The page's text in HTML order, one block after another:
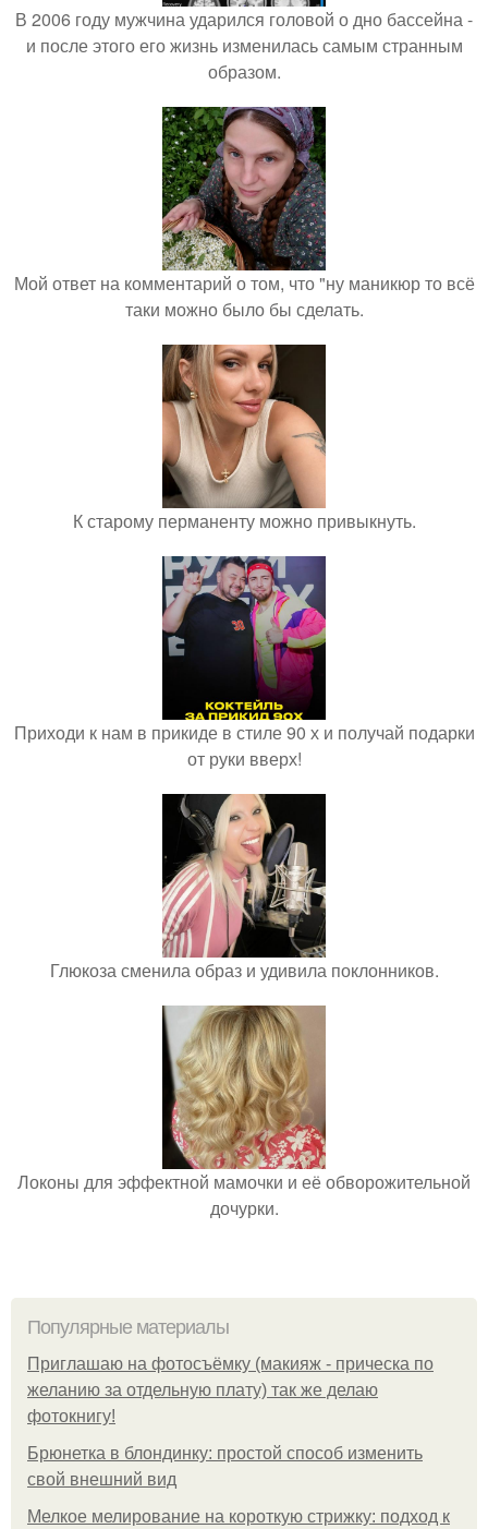
В 2006 году мужчина ударился головой о дно бассейна -
и после этого его жизнь изменилась самым странным
образом.
Мой ответ на комментарий о том, что "ну маникюр то всё
таки можно было бы сделать.
К старому перманенту можно привыкнуть.
Приходи к нам в прикиде в стиле 90 х и получай подарки
от руки вверх!
Глюкоза сменила образ и удивила поклонников.
Локоны для эффектной мамочки и её обворожительной
дочурки.
Популярные материалы
Приглашаю на фотосъёмку (макияж - прическа по
желанию за отдельную плату) так же делаю
фотокнигу!
Брюнетка в блондинку: простой способ изменить
свой внешний вид
Мелкое мелирование на короткую стрижку: подход к